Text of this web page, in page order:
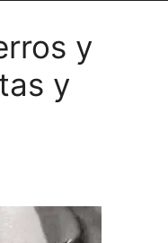
y
y